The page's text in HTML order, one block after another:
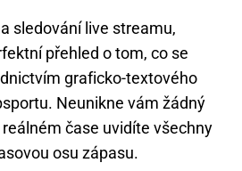
sledování live streamu,
přehled o tom, co se
graficko-textového
Neunikne vám žádný
čase uvidíte všechny
osu zápasu.